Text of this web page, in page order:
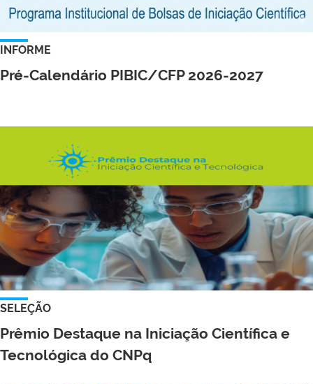
INFORME
Pré-Calendário PIBIC/CFP 2026-2027
SELEÇÃO
Prêmio Destaque na Iniciação Científica e
Tecnológica do CNPq